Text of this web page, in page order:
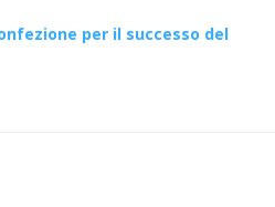
per il successo del